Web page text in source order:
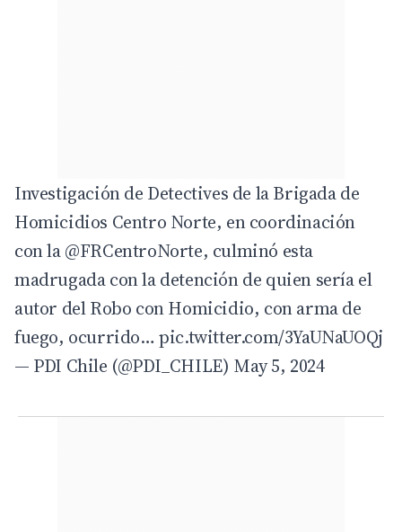
Investigación de Detectives de la Brigada de
Homicidios Centro Norte, en coordinación
con la@FRCentroNorte, culminó esta
madrugada con la detención de quien sería el
autor del Robo con Homicidio, con arma de
fuego, ocurrido…pic.twitter.com/3YaUNaUOQj
— PDI Chile (@PDI_CHILE) May 5, 2024